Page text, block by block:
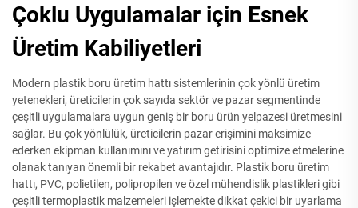
Çoklu Uygulamalar için Esnek
Üretim Kabiliyetleri
Modern plastik boru üretim hattı sistemlerinin çok yönlü üretim
yetenekleri, üreticilerin çok sayıda sektör ve pazar segmentinde
çeşitli uygulamalara uygun geniş bir boru ürün yelpazesi üretmesini
sağlar. Bu çok yönlülük, üreticilerin pazar erişimini maksimize
ederken ekipman kullanımını ve yatırım getirisini optimize etmelerine
olanak tanıyan önemli bir rekabet avantajıdır. Plastik boru üretim
hattı, PVC, polietilen, polipropilen ve özel mühendislik plastikleri gibi
çeşitli termoplastik malzemeleri işlemekte dikkat çekici bir uyarlama